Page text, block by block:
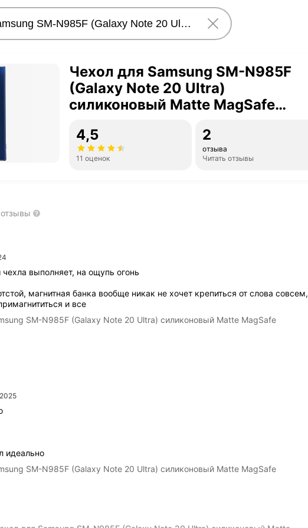
Чехол для Samsung SM-N985F
(Galaxy Note 20 Ultra)
силиконовый Matte MagSafe
4,5
11 оценок
2
отзыва
Читать отзывы
выполняет, на ощупь огонь
магнитная банка вообще никак не хочет крепиться от слова совсем,
и все
SM-N985F (Galaxy Note 20 Ultra) силиконовый Matte MagSafe
идеально
SM-N985F (Galaxy Note 20 Ultra) силиконовый Matte MagSafe